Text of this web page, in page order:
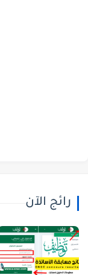
رائج الآن